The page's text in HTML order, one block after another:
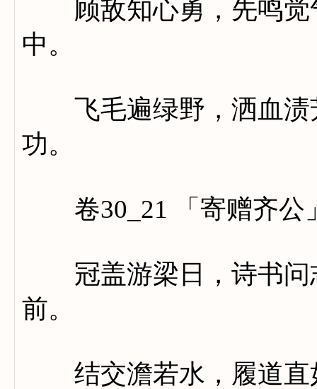
顾敌知心勇，先鸣觉
中。
飞毛遍绿野，洒血渍
功。
卷30_21 「寄赠齐公
冠盖游梁日，诗书问
前。
结交澹若水，履道直